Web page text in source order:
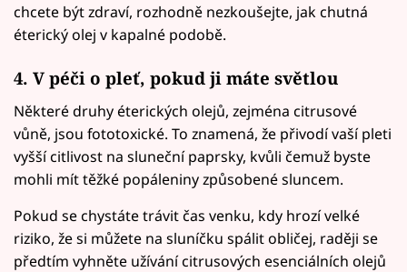
chcete být zdraví, rozhodně nezkoušejte, jak chutná
éterický olej v kapalné podobě.
4. V péči o pleť, pokud ji máte světlou
Některé druhy éterických olejů, zejména citrusové
vůně, jsou fototoxické. To znamená, že přivodí vaší pleti
vyšší citlivost na sluneční paprsky, kvůli čemuž byste
mohli mít těžké popáleniny způsobené sluncem.
Pokud se chystáte trávit čas venku, kdy hrozí velké
riziko, že si můžete na sluníčku spálit obličej, raději se
předtím vyhněte užívání citrusových esenciálních olejů